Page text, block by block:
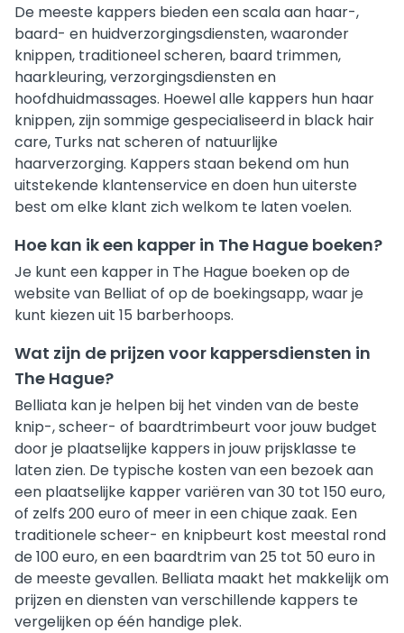
De meeste kappers bieden een scala aan haar-,
baard- en huidverzorgingsdiensten, waaronder
knippen, traditioneel scheren, baard trimmen,
haarkleuring, verzorgingsdiensten en
hoofdhuidmassages. Hoewel alle kappers hun haar
knippen, zijn sommige gespecialiseerd in black hair
care, Turks nat scheren of natuurlijke
haarverzorging. Kappers staan bekend om hun
uitstekende klantenservice en doen hun uiterste
best om elke klant zich welkom te laten voelen.
Hoe kan ik een kapper in The Hague boeken?
Je kunt een kapper in The Hague boeken op de
website van Belliat of op de boekingsapp, waar je
kunt kiezen uit 15 barberhoops.
Wat zijn de prijzen voor kappersdiensten in
The Hague?
Belliata kan je helpen bij het vinden van de beste
knip-, scheer- of baardtrimbeurt voor jouw budget
door je plaatselijke kappers in jouw prijsklasse te
laten zien. De typische kosten van een bezoek aan
een plaatselijke kapper variëren van 30 tot 150 euro,
of zelfs 200 euro of meer in een chique zaak. Een
traditionele scheer- en knipbeurt kost meestal rond
de 100 euro, en een baardtrim van 25 tot 50 euro in
de meeste gevallen. Belliata maakt het makkelijk om
prijzen en diensten van verschillende kappers te
vergelijken op één handige plek.